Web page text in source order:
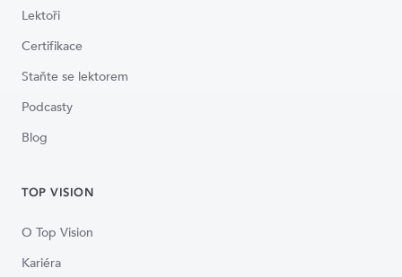
Lektoři
Certifikace
Staňte se lektorem
Podcasty
Blog
TOP VISION
O Top Vision
Kariéra